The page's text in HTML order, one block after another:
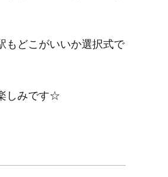
もどこがいいか選択式で
しみです☆